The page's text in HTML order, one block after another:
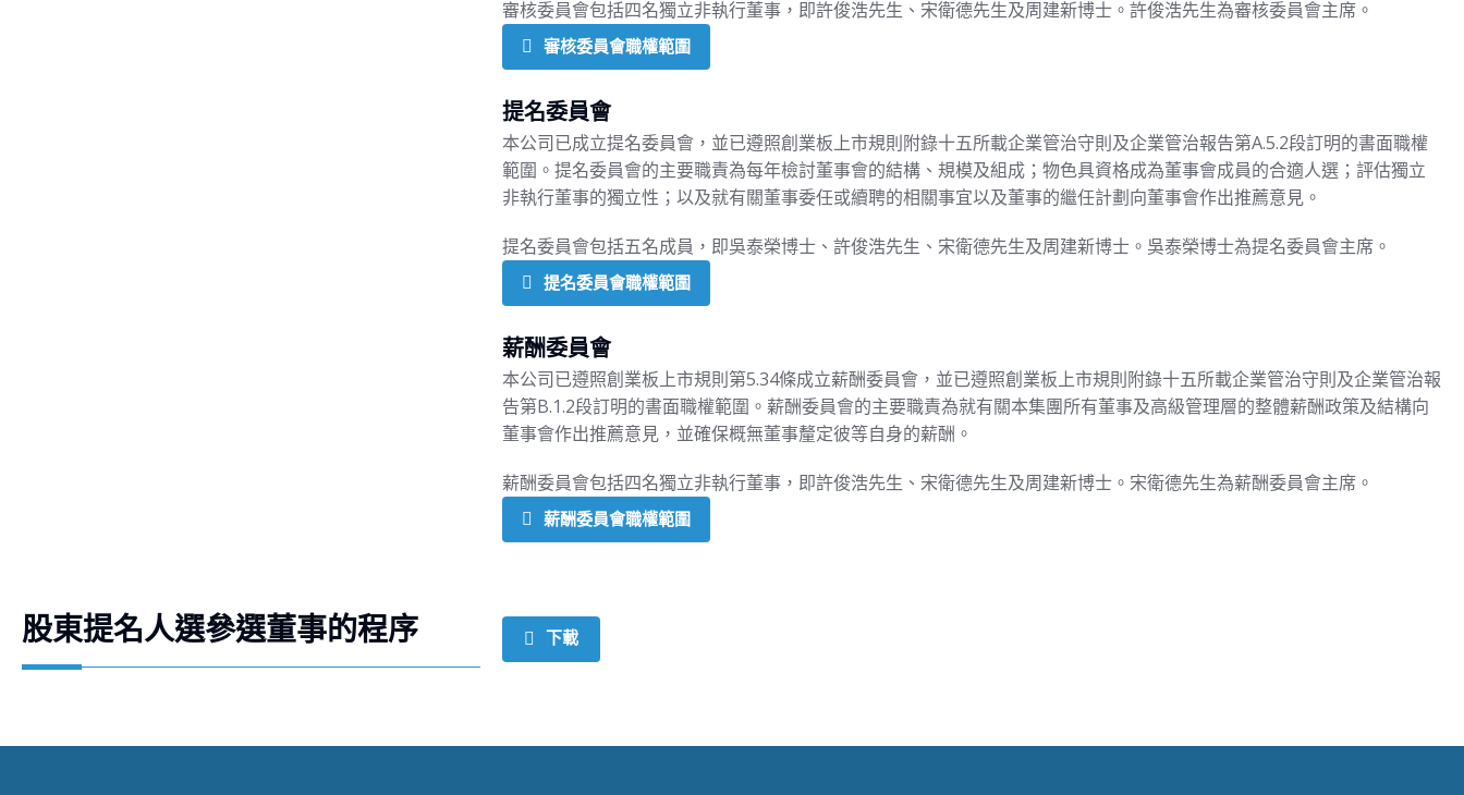
審核委員會包括四名獨立非執行董事，即許俊浩先生、宋衛德先生及周建新博士。許俊浩先生為審核委員會主席。
審核委員會職權範圍
提名委員會
本公司已成立提名委員會，並已遵照創業板上市規則附錄十五所載企業管治守則及企業管治報告第A.5.2段訂明的書面職權
範圍。提名委員會的主要職責為每年檢討董事會的結構、規模及組成；物色具資格成為董事會成員的合適人選；評估獨立
非執行董事的獨立性；以及就有關董事委任或續聘的相關事宜以及董事的繼任計劃向董事會作出推薦意見。
提名委員會包括五名成員，即吳泰榮博士、許俊浩先生、宋衛德先生及周建新博士。吳泰榮博士為提名委員會主席。
提名委員會職權範圍
薪酬委員會
本公司已遵照創業板上市規則第5.34條成立薪酬委員會，並已遵照創業板上市規則附錄十五所載企業管治守則及企業管治報
告第B.1.2段訂明的書面職權範圍。薪酬委員會的主要職責為就有關本集團所有董事及高級管理層的整體薪酬政策及結構向
董事會作出推薦意見，並確保概無董事釐定彼等自身的薪酬。
薪酬委員會包括四名獨立非執行董事，即許俊浩先生、宋衛德先生及周建新博士。宋衛德先生為薪酬委員會主席。
薪酬委員會職權範圍
股東提名人選參選董事的程序 下載